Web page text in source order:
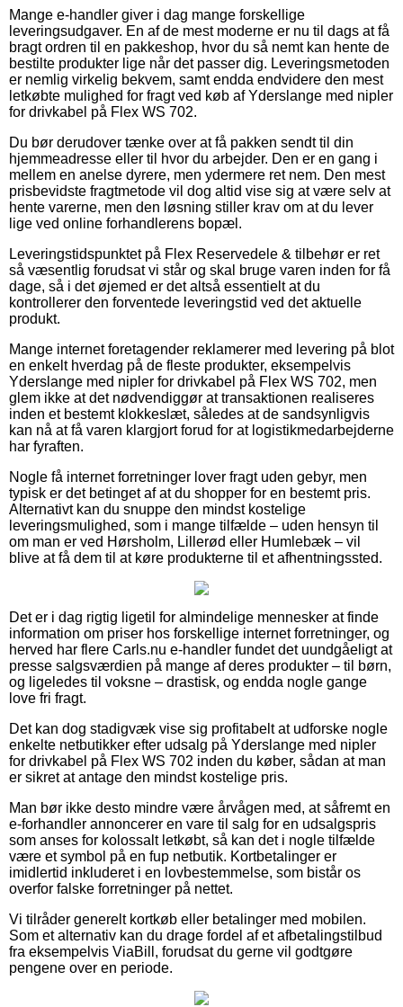
Mange e-handler giver i dag mange forskellige
leveringsudgaver. En af de mest moderne er nu til dags at få
bragt ordren til en pakkeshop, hvor du så nemt kan hente de
bestilte produkter lige når det passer dig. Leveringsmetoden
er nemlig virkelig bekvem, samt endda endvidere den mest
letkøbte mulighed for fragt ved køb af Yderslange med nipler
for drivkabel på Flex WS 702.
Du bør derudover tænke over at få pakken sendt til din
hjemmeadresse eller til hvor du arbejder. Den er en gang i
mellem en anelse dyrere, men ydermere ret nem. Den mest
prisbevidste fragtmetode vil dog altid vise sig at være selv at
hente varerne, men den løsning stiller krav om at du lever
lige ved online forhandlerens bopæl.
Leveringstidspunktet på Flex Reservedele & tilbehør er ret
så væsentlig forudsat vi står og skal bruge varen inden for få
dage, så i det øjemed er det altså essentielt at du
kontrollerer den forventede leveringstid ved det aktuelle
produkt.
Mange internet foretagender reklamerer med levering på blot
en enkelt hverdag på de fleste produkter, eksempelvis
Yderslange med nipler for drivkabel på Flex WS 702, men
glem ikke at det nødvendiggør at transaktionen realiseres
inden et bestemt klokkeslæt, således at de sandsynligvis
kan nå at få varen klargjort forud for at logistikmedarbejderne
har fyraften.
Nogle få internet forretninger lover fragt uden gebyr, men
typisk er det betinget af at du shopper for en bestemt pris.
Alternativt kan du snuppe den mindst kostelige
leveringsmulighed, som i mange tilfælde – uden hensyn til
om man er ved Hørsholm, Lillerød eller Humlebæk – vil
blive at få dem til at køre produkterne til et afhentningssted.
Det er i dag rigtig ligetil for almindelige mennesker at finde
information om priser hos forskellige internet forretninger, og
herved har flere Carls.nu e-handler fundet det uundgåeligt at
presse salgsværdien på mange af deres produkter – til børn,
og ligeledes til voksne – drastisk, og endda nogle gange
love fri fragt.
Det kan dog stadigvæk vise sig profitabelt at udforske nogle
enkelte netbutikker efter udsalg på Yderslange med nipler
for drivkabel på Flex WS 702 inden du køber, sådan at man
er sikret at antage den mindst kostelige pris.
Man bør ikke desto mindre være årvågen med, at såfremt en
e-forhandler annoncerer en vare til salg for en udsalgspris
som anses for kolossalt letkøbt, så kan det i nogle tilfælde
være et symbol på en fup netbutik. Kortbetalinger er
imidlertid inkluderet i en lovbestemmelse, som bistår os
overfor falske forretninger på nettet.
Vi tilråder generelt kortkøb eller betalinger med mobilen.
Som et alternativ kan du drage fordel af et afbetalingstilbud
fra eksempelvis ViaBill, forudsat du gerne vil godtgøre
pengene over en periode.